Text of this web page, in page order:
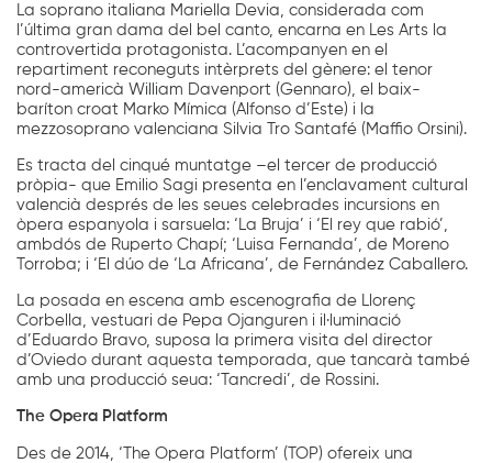
La soprano italiana Mariella Devia, considerada com
l’última gran dama del bel canto, encarna en Les Arts la
controvertida protagonista. L’acompanyen en el
repartiment reconeguts intèrprets del gènere: el tenor
nord-americà William Davenport (Gennaro), el baix-
baríton croat Marko Mímica (Alfonso d’Este) i la
mezzosoprano valenciana Silvia Tro Santafé (Maffio Orsini).
Es tracta del cinqué muntatge –el tercer de producció
pròpia- que Emilio Sagi presenta en l’enclavament cultural
valencià després de les seues celebrades incursions en
òpera espanyola i sarsuela: ‘La Bruja’ i ‘El rey que rabió’,
ambdós de Ruperto Chapí; ‘Luisa Fernanda’, de Moreno
Torroba; i ‘El dúo de ‘La Africana’, de Fernández Caballero.
La posada en escena amb escenografia de Llorenç
Corbella, vestuari de Pepa Ojanguren i il·luminació
d’Eduardo Bravo, suposa la primera visita del director
d’Oviedo durant aquesta temporada, que tancarà també
amb una producció seua: ‘Tancredi’, de Rossini.
The Opera Platform
Des de 2014, ‘The Opera Platform’ (TOP) ofereix una